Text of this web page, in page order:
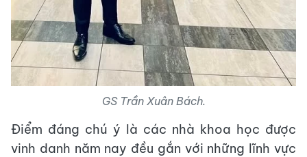
GS Trần Xuân Bách.
Điểm đáng chú ý là các nhà khoa học được
vinh danh năm nay đều gắn với những lĩnh vực